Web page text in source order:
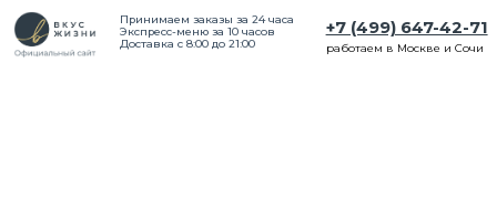
+7 (499) 647-42-71
работаем в Москве и Сочи
Принимаем заказы за 24 часа
Экспресс-меню за 10 часов
Доставка с 8:00 до 21:00